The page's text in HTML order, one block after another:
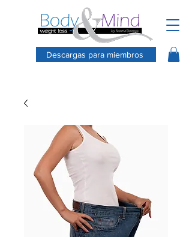
Descargas para miembros